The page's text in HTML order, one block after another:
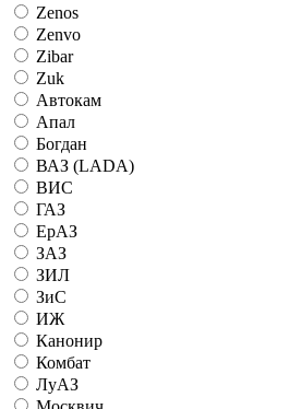
Zenos
Zenvo
Zibar
Zuk
Автокам
Апал
Богдан
ВАЗ (LADA)
ВИС
ГАЗ
ЕрАЗ
ЗАЗ
ЗИЛ
ЗиС
ИЖ
Канонир
Комбат
ЛуАЗ